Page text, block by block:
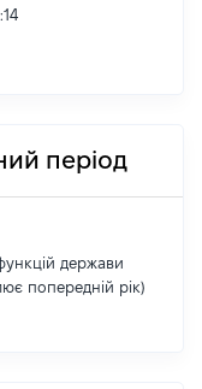
період
держави
попередній рік)